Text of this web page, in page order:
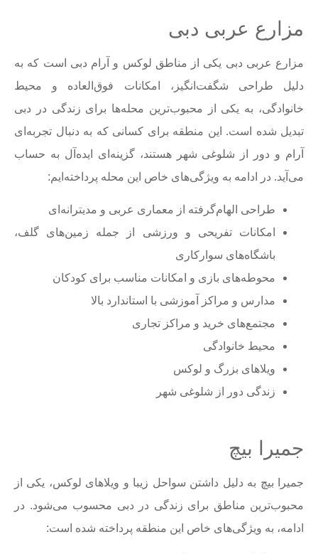
مزارع عربی دبی
مزارع عربی دبی یکی از مناطق لوکس و آرام دبی است که به
دلیل طراحی شگفت‌انگیز، امکانات فوق‌العاده و محیط
خانوادگی، به یکی از محبوب‌ترین محله‌ها برای زندگی در دبی
تبدیل شده است. این منطقه برای کسانی که به دنبال تجربه‌ای
آرام و دور از شلوغی شهر هستند، گزینه‌ای ایده‌آل به حساب
می‌آید. در ادامه به ویژگی‌های خاص این محله پرداخته‌ایم:
طراحی الهام‌گرفته از معماری عربی و مدیترانه‌ای
امکانات تفریحی و ورزشی از جمله زمین‌های گلف،
باشگاه‌های سوارکاری
محوطه‌های بازی و امکانات مناسب برای کودکان
مدارس و مراکز آموزشی با استاندارد بالا
مجتمع‌های خرید و مراکز تجاری
محیط خانوادگی
ویلاهای بزرگ و لوکس
زندگی دور از شلوغی شهر
جمیرا بیچ
جمیرا بیچ به دلیل داشتن سواحل زیبا و ویلاهای لوکس، یکی از
محبوب‌ترین مناطق برای زندگی در دبی محسوب می‌شود. در
ادامه، به ویژگی‌های خاص این منطقه پرداخته شده است: